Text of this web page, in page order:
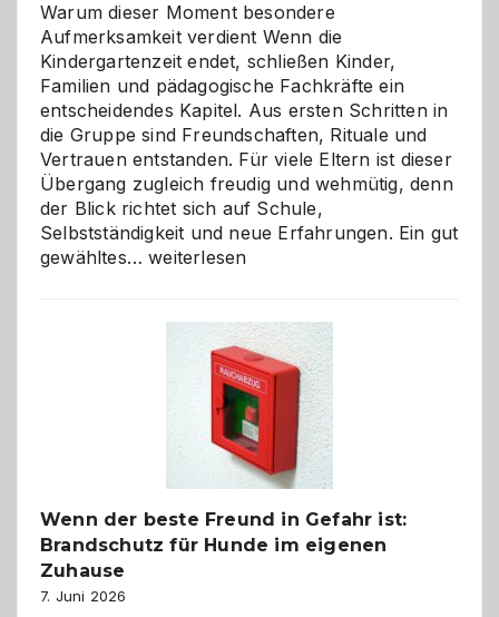
Warum dieser Moment besondere
Aufmerksamkeit verdient Wenn die
Kindergartenzeit endet, schließen Kinder,
Familien und pädagogische Fachkräfte ein
entscheidendes Kapitel. Aus ersten Schritten in
die Gruppe sind Freundschaften, Rituale und
Vertrauen entstanden. Für viele Eltern ist dieser
Übergang zugleich freudig und wehmütig, denn
der Blick richtet sich auf Schule,
Selbstständigkeit und neue Erfahrungen. Ein gut
gewähltes…Abschied
bewusst
herzlich
gestalten
weiterlesen
Wenn der beste Freund in Gefahr ist:
Brandschutz für Hunde im eigenen
Zuhause
7. Juni 2026